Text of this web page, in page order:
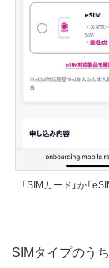
「SIMカード」か「
SIMタイプのうち